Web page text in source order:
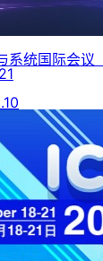
系统国际会议